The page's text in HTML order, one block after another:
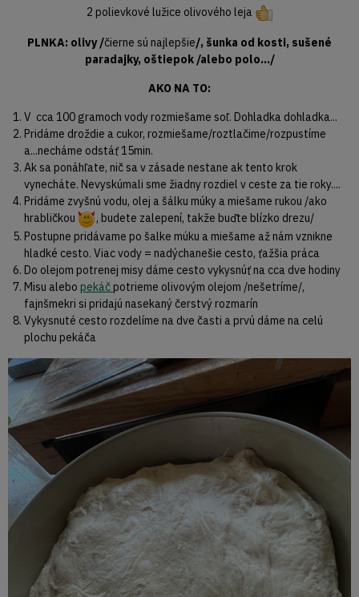
2 polievkové lužice olivového leja
PLNKA: olivy /čierne sú najlepšie/, šunka od kosti, sušené
paradajky, oštiepok /alebo polo.../
AKO NA TO:
V cca 100 gramoch vody rozmiešame soľ. Dohladka dohladka...
Pridáme droždie a cukor, rozmiešame/roztlačime/rozpustíme
a...necháme odstáť 15min.
Ak sa ponáhľate, nič sa v zásade nestane ak tento krok
vynecháte. Nevyskúmali sme žiadny rozdiel v ceste za tie roky....
Pridáme zvyšnú vodu, olej a šálku múky a miešame rukou /ako
hrabličkou
, budete zalepení, takže buďte blízko drezu/
Postupne pridávame po šalke múku a miešame až nám vznikne
hladké cesto. Viac vody = nadýchanešie cesto, ťažšia práca
Do olejom potrenej misy dáme cesto vykysnúť na cca dve hodiny
Misu alebo pekáčpotrieme olivovým olejom /nešetríme/,
fajnšmekri si pridajú nasekaný čerstvý rozmarín
Vykysnuté cesto rozdelíme na dve časti a prvú dáme na celú
plochu pekáča